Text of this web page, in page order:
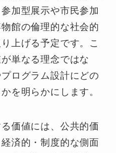
加型展示や市民参加
館の倫理的な社会的
上げる予定です。こ
単なる理念ではな
ログラム設計にどの
を明らかにします。
価値には、公共的価
済的・制度的な側面